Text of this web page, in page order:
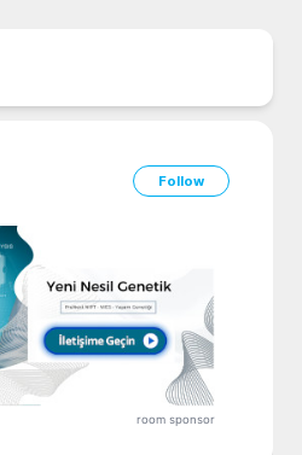
Follow
room sponsor